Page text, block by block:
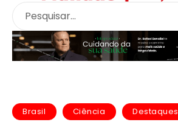
Brasil Ciência Destaques